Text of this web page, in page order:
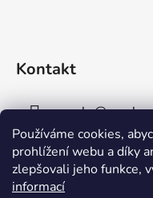
Používáme cookies,
prohlížení webu a díky
zlepšovali jeho funkce,
informací
Kontakt
sperky@sperky-
+420 737 11